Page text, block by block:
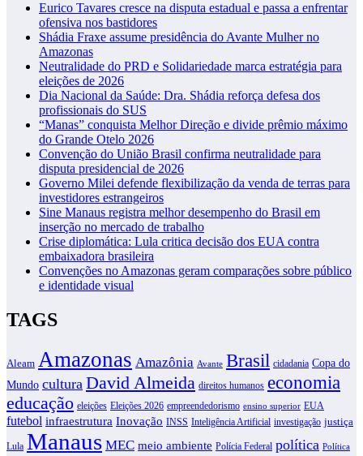
Eurico Tavares cresce na disputa estadual e passa a enfrentar
ofensiva nos bastidores
Shádia Fraxe assume presidência do Avante Mulher no
Amazonas
Neutralidade do PRD e Solidariedade marca estratégia para
eleições de 2026
Dia Nacional da Saúde: Dra. Shádia reforça defesa dos
profissionais do SUS
“Manas” conquista Melhor Direção e divide prêmio máximo
do Grande Otelo 2026
Convenção do União Brasil confirma neutralidade para
disputa presidencial de 2026
Governo Milei defende flexibilização da venda de terras para
investidores estrangeiros
Sine Manaus registra melhor desempenho do Brasil em
inserção no mercado de trabalho
Crise diplomática: Lula critica decisão dos EUA contra
embaixadora brasileira
Convenções no Amazonas geram comparações sobre público
e identidade visual
TAGS
Aleam Amazonas Amazônia Avante Brasil cidadania Copa do
Mundo cultura David Almeida direitos humanos economia
educação eleições Eleições 2026 empreendedorismo ensino superior EUA
futebol infraestrutura Inovação INSS Inteligência Artificial investigação justiça
Lula Manaus MEC meio ambiente Polícia Federal política Política